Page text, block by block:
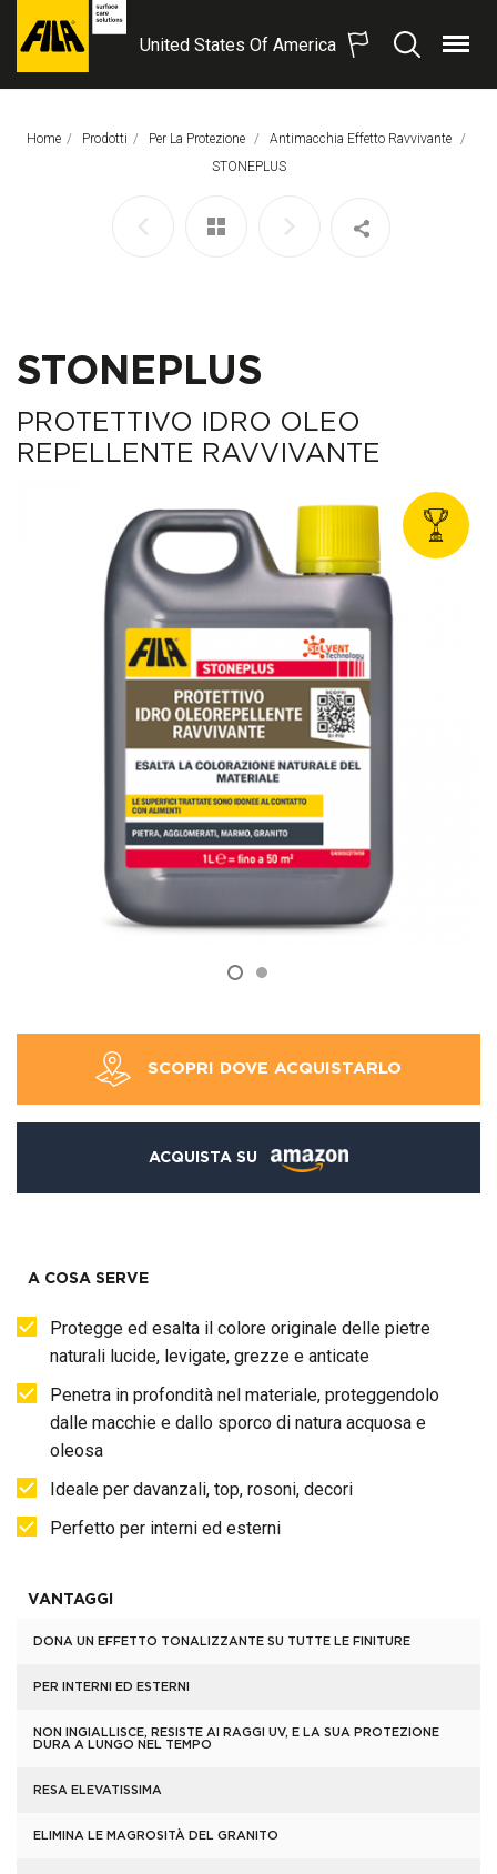
FILA
S.p.A.
United States Of America
SearchMenu
Home Prodotti Per La Protezione
Antimacchia Effetto Ravvivante
Pagina Corrente:
STONEPLUS
STONEPLUS
PROTETTIVO IDRO OLEO
REPELLENTE RAVVIVANTE
SCOPRI DOVE ACQUISTARLO
ACQUISTA SU
A COSA SERVE
Protegge ed esalta il colore originale delle pietre
naturali lucide, levigate, grezze e anticate
Penetra in profondità nel materiale, proteggendolo
dalle macchie e dallo sporco di natura acquosa e
oleosa
Ideale per davanzali, top, rosoni, decori
Perfetto per interni ed esterni
VANTAGGI
DONA UN EFFETTO TONALIZZANTE SU TUTTE LE FINITURE
PER INTERNI ED ESTERNI
NON INGIALLISCE, RESISTE AI RAGGI UV, E LA SUA PROTEZIONE
DURA A LUNGO NEL TEMPO
RESA ELEVATISSIMA
ELIMINA LE MAGROSITÀ DEL GRANITO